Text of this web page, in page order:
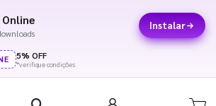
Online Instalar
5% OFF
*verifique condições